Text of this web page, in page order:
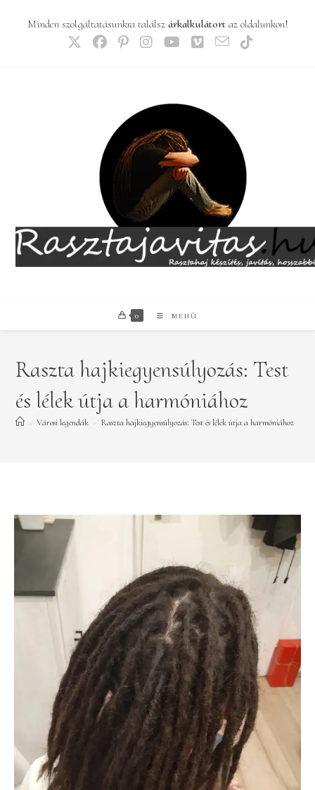
Minden szolgáltatásunkra találsz árkalkulátortaz oldalunkon!
0 MENÜ
Raszta hajkiegyensúlyozás: Test
és lélek útja a harmóniához
> Városi legendák > Raszta hajkiegyensúlyozás: Test és lélek útja a harmóniához